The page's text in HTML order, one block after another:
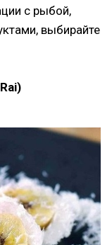
с рыбой,
выбирайте